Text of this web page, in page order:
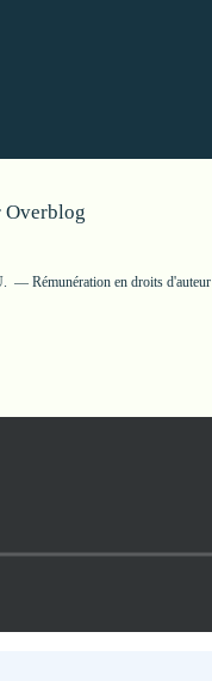
Overblog
Rémunération en droits d'auteur